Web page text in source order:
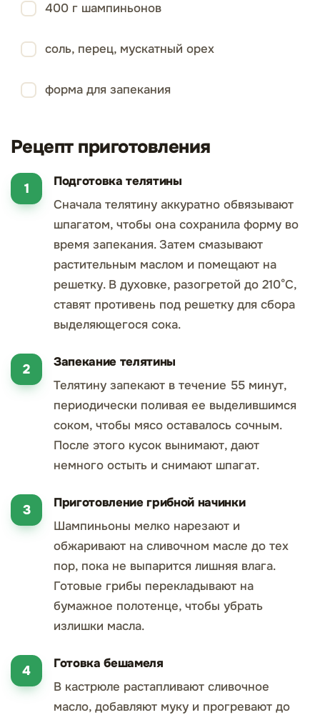
400 г шампиньонов
соль, перец, мускатный орех
форма для запекания
Рецепт приготовления
Подготовка телятины
Сначала телятину аккуратно обвязывают
шпагатом, чтобы она сохранила форму во
время запекания. Затем смазывают
растительным маслом и помещают на
решетку. В духовке, разогретой до 210°С,
ставят противень под решетку для сбора
выделяющегося сока.
Запекание телятины
Телятину запекают в течение 55 минут,
периодически поливая ее выделившимся
соком, чтобы мясо оставалось сочным.
После этого кусок вынимают, дают
немного остыть и снимают шпагат.
Приготовление грибной начинки
Шампиньоны мелко нарезают и
обжаривают на сливочном масле до тех
пор, пока не выпарится лишняя влага.
Готовые грибы перекладывают на
бумажное полотенце, чтобы убрать
излишки масла.
Готовка бешамеля
В кастрюле растапливают сливочное
масло, добавляют муку и прогревают до